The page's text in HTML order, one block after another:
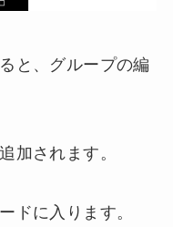
と、グループの編
加されます。
ドに入ります。